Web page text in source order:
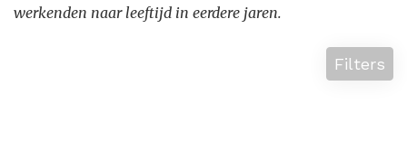
werkenden naar leeftijd in eerdere jaren.
Filters